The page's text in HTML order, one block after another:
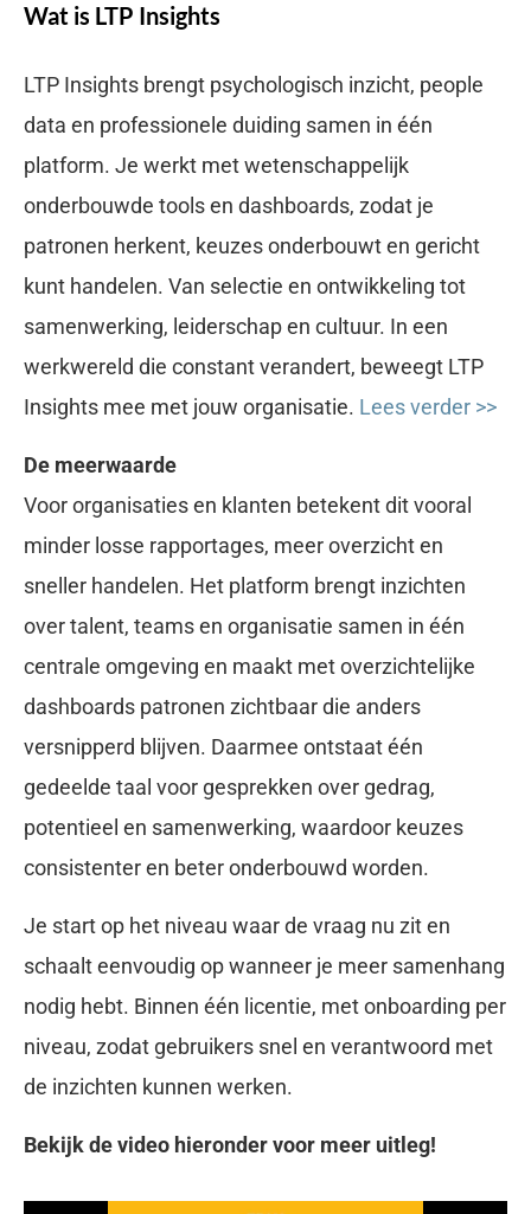
Wat is LTP Insights
LTP Insights brengt psychologisch inzicht, people
data en professionele duiding samen in één
platform. Je werkt met wetenschappelijk
onderbouwde tools en dashboards, zodat je
patronen herkent, keuzes onderbouwt en gericht
kunt handelen. Van selectie en ontwikkeling tot
samenwerking, leiderschap en cultuur. In een
werkwereld die constant verandert, beweegt LTP
Insights mee met jouw organisatie. Lees verder >>
De meerwaarde
Voor organisaties en klanten betekent dit vooral
minder losse rapportages, meer overzicht en
sneller handelen. Het platform brengt inzichten
over talent, teams en organisatie samen in één
centrale omgeving en maakt met overzichtelijke
dashboards patronen zichtbaar die anders
versnipperd blijven. Daarmee ontstaat één
gedeelde taal voor gesprekken over gedrag,
potentieel en samenwerking, waardoor keuzes
consistenter en beter onderbouwd worden.
Je start op het niveau waar de vraag nu zit en
schaalt eenvoudig op wanneer je meer samenhang
nodig hebt. Binnen één licentie, met onboarding per
niveau, zodat gebruikers snel en verantwoord met
de inzichten kunnen werken.
Bekijk de video hieronder voor meer uitleg!